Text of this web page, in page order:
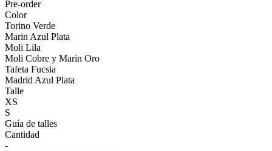
Pre-order
Color
Torino Verde
Marin Azul Plata
Moli Lila
Moli Cobre y Marin Oro
Tafeta Fucsia
Madrid Azul Plata
Talle
XS
S
Guía de talles
Cantidad
-